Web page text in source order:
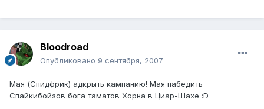
Bloodroad
Опубликовано 9 сентября, 2007
Мая (Спидфрик) адкрыть кампанию! Мая пабедить
Спайкибойзов бога таматов Хорна в Циар-Шахе :D